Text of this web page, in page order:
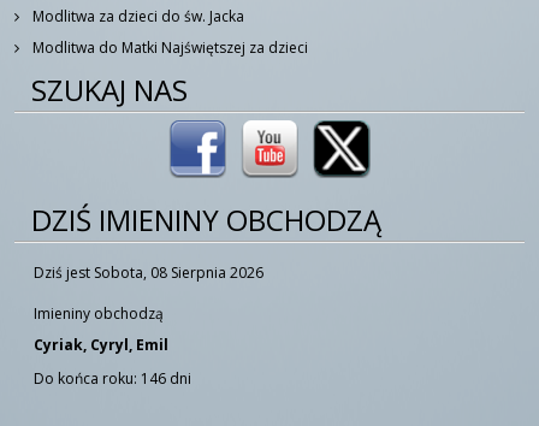
Modlitwa za dzieci do św. Jacka
Modlitwa do Matki Najświętszej za dzieci
SZUKAJ NAS
DZIŚ IMIENINY OBCHODZĄ
Dziś jest Sobota, 08 Sierpnia 2026
Imieniny obchodzą
Cyriak, Cyryl, Emil
Do końca roku: 146 dni